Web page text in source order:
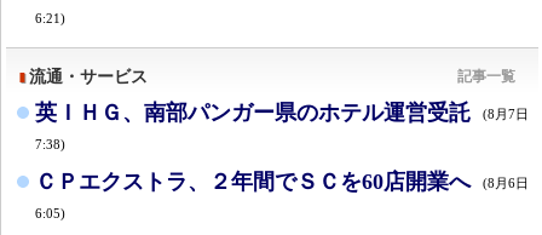
6:21)
流通・サービス 記事一覧
英ＩＨＧ、南部パンガー県のホテル運営受託 (8月7日
7:38)
ＣＰエクストラ、２年間でＳＣを60店開業へ (8月6日
6:05)